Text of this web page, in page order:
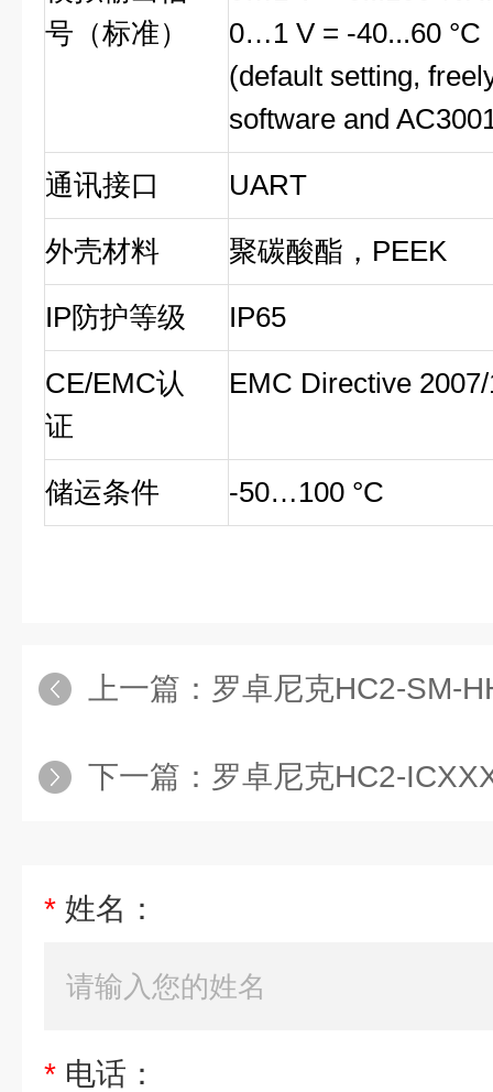
号（标准）
0…1 V = -40...60 °C
(default setting,
software and
通讯接口
UART
外壳材料
聚碳酸酯，PEEK
IP防护等级
IP65
CE/EMC认
证
EMC Directive
储运条件 -50…100 °C
上一篇： 罗卓尼克HC2-SM-
下一篇： 罗卓尼克HC2-
* 姓名：
* 电话：